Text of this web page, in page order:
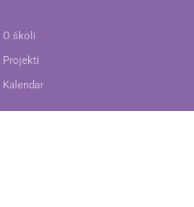
O školi
Projekti
Kalendar